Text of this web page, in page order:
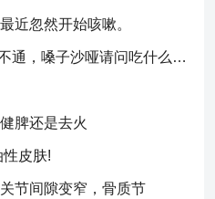
近忽然开始咳嗽。
你好，鼻炎犯了，鼻子不通，嗓子沙哑请问吃什么药比较好？
脾还是去火
皮肤!
节间隙变窄，骨质节